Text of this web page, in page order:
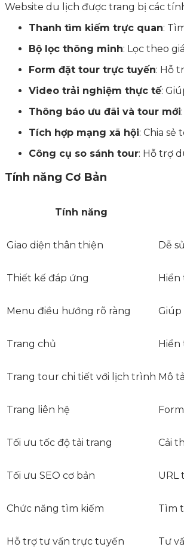
Website du lịch được trang bị các
Thanh tìm kiếm trực quan:
Bộ lọc thông minh: Lọc theo
Form đặt tour trực tuyến: Hỗ
Video trải nghiệm thực tế:
Thông báo ưu đãi và tour mới
Tích hợp mạng xã hội: Chia sẻ
Công cụ so sánh tour: Hỗ trợ
Tính năng Cơ Bản
Tính năng
Giao diện thân thiện Dễ
Thiết kế đáp ứng
Menu điều hướng rõ ràng
Trang chủ
Trang tour chi tiết với lịch trình Mô
Trang liên hệ
Tối ưu tốc độ tải trang Cải
Tối ưu SEO cơ bản URL
Chức năng tìm kiếm Tìm
Hỗ trợ tư vấn trực tuyến Tư